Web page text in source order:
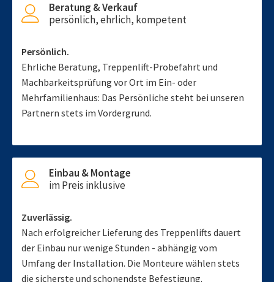
Beratung & Verkauf
persönlich, ehrlich, kompetent
Persönlich.
Ehrliche Beratung, Treppenlift-Probefahrt und
Machbarkeitsprüfung vor Ort im Ein- oder
Mehrfamilienhaus: Das Persönliche steht bei unseren
Partnern stets im Vordergrund.
Einbau & Montage
im Preis inklusive
Zuverlässig.
Nach erfolgreicher Lieferung des Treppenlifts dauert
der Einbau nur wenige Stunden - abhängig vom
Umfang der Installation. Die Monteure wählen stets
die sicherste und schonendste Befestigung.